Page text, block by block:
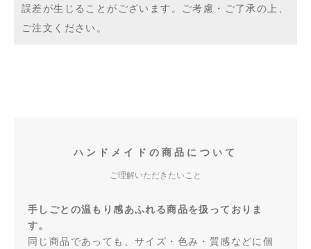
誤差が生じることがございます。ご考慮・ご了承の上、
ご注文ください。
ハンドメイドの商品について
ご理解いただきたいこと
手しごとの温もり感あふれる商品を扱っておりま
す。
同じ商品であっても、サイズ・色み・質感などに個